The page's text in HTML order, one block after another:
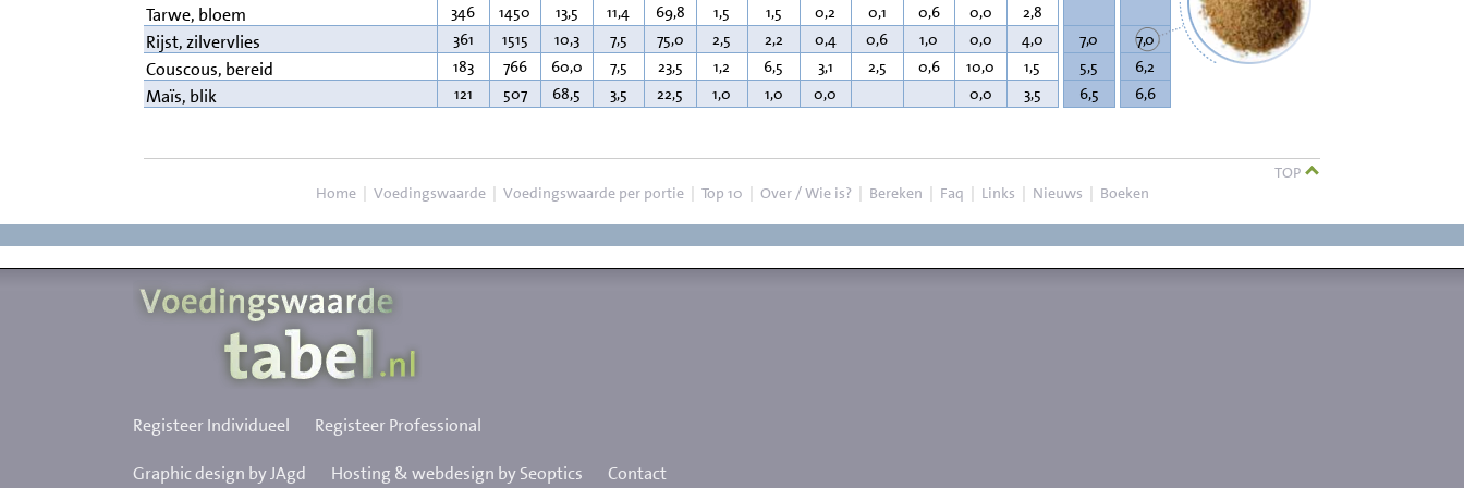
Tarwe, bloem 346 1450 13,5 11,4 69,8 1,5 1,5 0,2 0,1 0,6 0,0 2,8
Rijst, zilvervlies 361 1515 10,3 7,5 75,0 2,5 2,2 0,4 0,6 1,0 0,0 4,0 7,0 7,0
Couscous, bereid 183 766 60,0 7,5 23,5 1,2 6,5 3,1 2,5 0,6 10,0 1,5 5,5 6,2
Maïs, blik 121 507 68,5 3,5 22,5 1,0 1,0 0,0 0,0 3,5 6,5 6,6
TOP
Home | Voedingswaarde | Voedingswaarde per portie | Top 10 | Over / Wie is? | Bereken | Faq | Links | Nieuws | Boeken
Registeer Individueel Registeer Professional
Graphic design by JAgd Hosting & webdesign by Seoptics Contact